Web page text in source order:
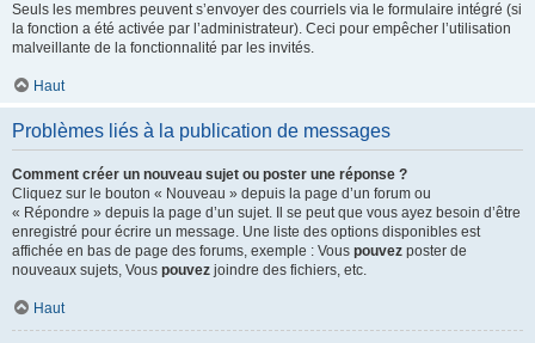
Seuls les membres peuvent s’envoyer des courriels via le formulaire intégré (si
la fonction a été activée par l’administrateur). Ceci pour empêcher l’utilisation
malveillante de la fonctionnalité par les invités.
Haut
Problèmes liés à la publication de messages
Comment créer un nouveau sujet ou poster une réponse ?
Cliquez sur le bouton « Nouveau » depuis la page d’un forum ou
« Répondre » depuis la page d’un sujet. Il se peut que vous ayez besoin d’être
enregistré pour écrire un message. Une liste des options disponibles est
affichée en bas de page des forums, exemple : Vous pouvez poster de
nouveaux sujets, Vous pouvez joindre des fichiers, etc.
Haut